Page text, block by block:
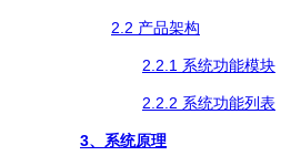
2.2 产品架构
2.2.1 系统功能模块
2.2.2 系统功能列表
3、系统原理